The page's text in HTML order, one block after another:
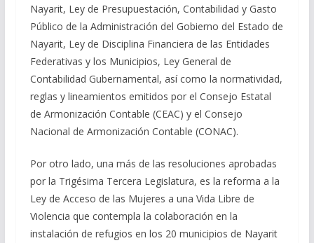
Nayarit, Ley de Presupuestación, Contabilidad y Gasto
Público de la Administración del Gobierno del Estado de
Nayarit, Ley de Disciplina Financiera de las Entidades
Federativas y los Municipios, Ley General de
Contabilidad Gubernamental, así como la normatividad,
reglas y lineamientos emitidos por el Consejo Estatal
de Armonización Contable (CEAC) y el Consejo
Nacional de Armonización Contable (CONAC).
Por otro lado, una más de las resoluciones aprobadas
por la Trigésima Tercera Legislatura, es la reforma a la
Ley de Acceso de las Mujeres a una Vida Libre de
Violencia que contempla la colaboración en la
instalación de refugios en los 20 municipios de Nayarit